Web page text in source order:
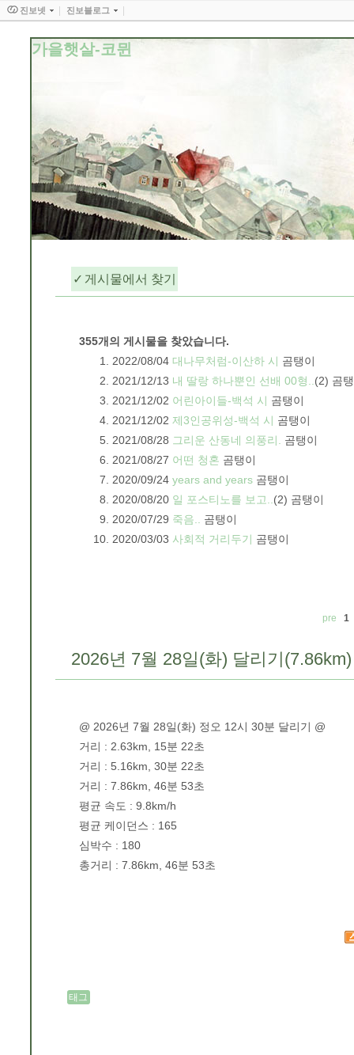
가을햇살-코뮌
게시물에서 찾기
355개의 게시물을 찾았습니다.
2022/08/04 대나무처럼-이산하 시 곰탱이
2021/12/13 내 딸랑 하나뿐인 선배 00형.. (2) 곰
2021/12/02 어린아이들-백석 시 곰탱이
2021/12/02 제3인공위성-백석 시 곰탱이
2021/08/28 그리운 산동네 의풍리.
곰탱이
2021/08/27 어떤 청혼 곰탱이
2020/09/24 years and years 곰탱이
2020/08/20 일 포스티노를 보고.. (2) 곰탱이
2020/07/29 죽음..
곰탱이
2020/03/03 사회적 거리두기 곰탱이
pre 1
2026년 7월 28일(화) 달리기(7.86km)
@ 2026년 7월 28일(화) 정오 12시 30분 달리기 @
거리 : 2.63km, 15분 22초
거리 : 5.16km, 30분 22초
거리 : 7.86km, 46분 53초
평균 속도 : 9.8km/h
평균 케이던스 : 165
심박수 : 180
총거리 : 7.86km, 46분 53초
태그
진보넷 진보블로그